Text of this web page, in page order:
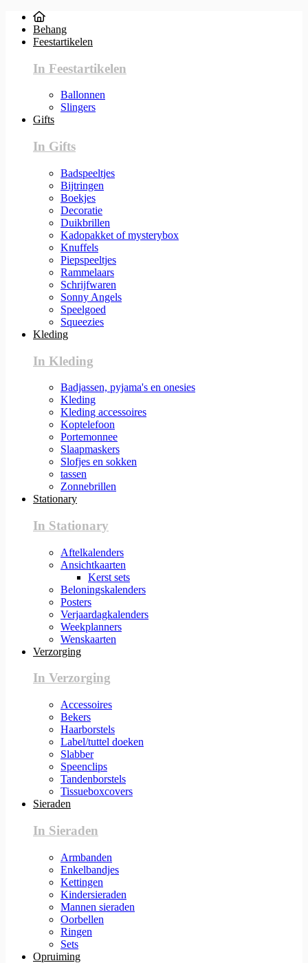
Behang
Feestartikelen
In Feestartikelen
Ballonnen
Slingers
Gifts
In Gifts
Badspeeltjes
Bijtringen
Boekjes
Decoratie
Duikbrillen
Kadopakket of mysterybox
Knuffels
Piepspeeltjes
Rammelaars
Schrijfwaren
Sonny Angels
Speelgoed
Squeezies
Kleding
In Kleding
Badjassen, pyjama's en onesies
Kleding
Kleding accessoires
Koptelefoon
Portemonnee
Slaapmaskers
Slofjes en sokken
tassen
Zonnebrillen
Stationary
In Stationary
Aftelkalenders
Ansichtkaarten
Kerst sets
Beloningskalenders
Posters
Verjaardagkalenders
Weekplanners
Wenskaarten
Verzorging
In Verzorging
Accessoires
Bekers
Haarborstels
Label/tuttel doeken
Slabber
Speenclips
Tandenborstels
Tissueboxcovers
Sieraden
In Sieraden
Armbanden
Enkelbandjes
Kettingen
Kindersieraden
Mannen sieraden
Oorbellen
Ringen
Sets
Opruiming